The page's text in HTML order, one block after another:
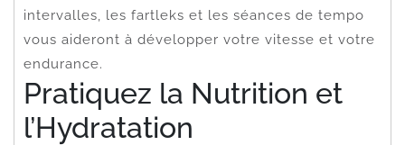
intervalles, les fartleks et les séances de tempo
vous aideront à développer votre vitesse et votre
endurance.
Pratiquez la Nutrition et
l’Hydratation